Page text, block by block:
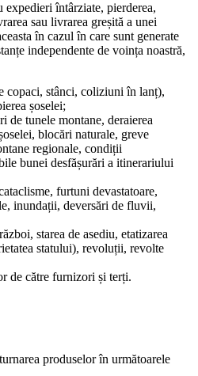
întârziate, pierderea,
sau livrarea greșită a unei
în cazul în care sunt generate
independente de voința noastră,
copaci, stânci, coliziuni în lanț),
șoselei;
de tunele montane, deraierea
blocări naturale, greve
regionale, condiții
bunei desfășurări a itinerariului
furtuni devastatoare,
inundații, deversări de fluvii,
starea de asediu, etatizarea
statului), revoluții, revolte
de către furnizori și terți.
produselor în următoarele